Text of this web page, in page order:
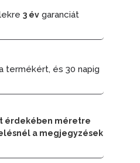
3 év garanciát
termékért, és 30 napig
érdekében méretre
a megjegyzések